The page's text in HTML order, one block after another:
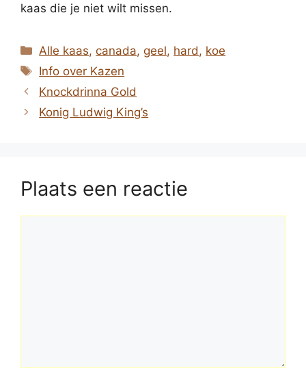
kaas die je niet wilt missen.
Categorieën
Alle kaas,canada,geel, hard, koe
Tags
Info over Kazen
Knockdrinna Gold
Konig Ludwig King’s
Plaats een reactie